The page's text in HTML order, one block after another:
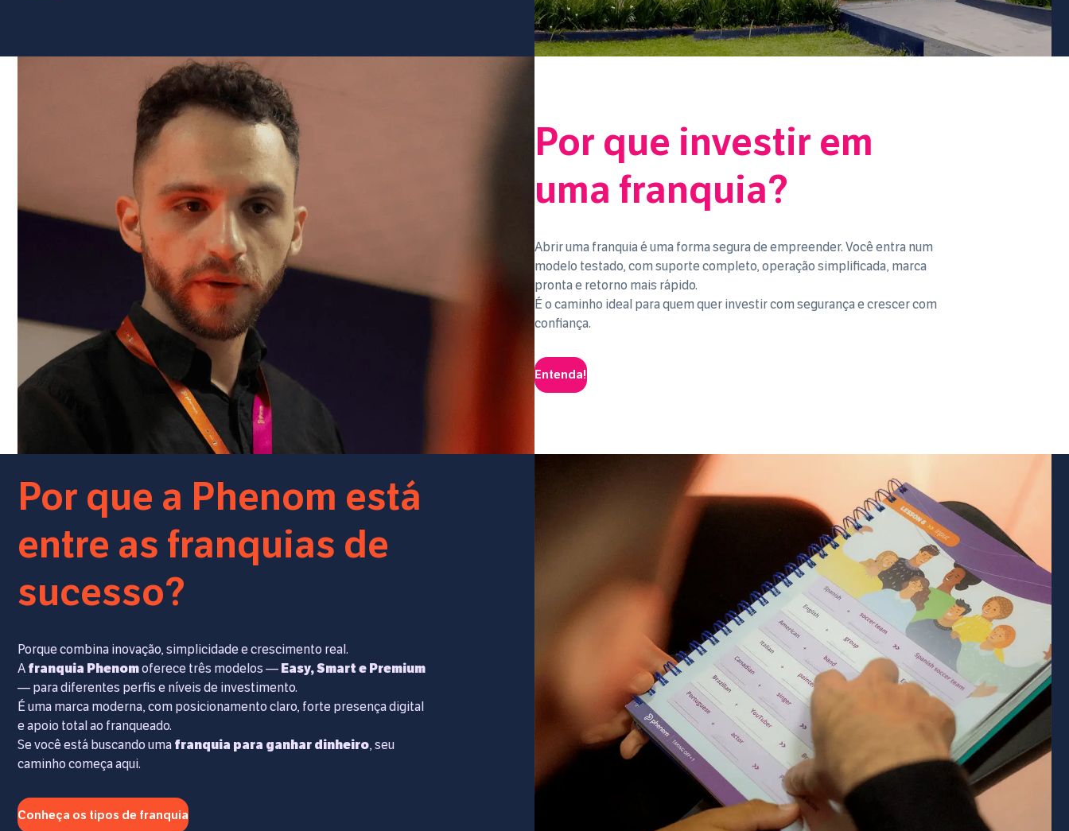
Por que investir em
uma franquia?
Abrir uma franquia é uma forma segura de empreender. Você entra num
modelo testado, com suporte completo, operação simplificada, marca
pronta e retorno mais rápido.
É o caminho ideal para quem quer investir com segurança e crescer com
confiança.
Entenda!
Por que a Phenom está
entre as franquias de
sucesso?
Porque combina inovação, simplicidade e crescimento real.
A franquia Phenomoferece três modelos — Easy, Smart e Premium
— para diferentes perfis e níveis de investimento.
É uma marca moderna, com posicionamento claro, forte presença digital
e apoio total ao franqueado.
Se você está buscando uma franquia para ganhar dinheiro, seu
caminho começa aqui.
Conheça os tipos de franquia